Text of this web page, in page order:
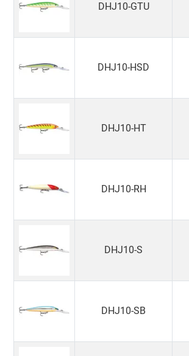
DHJ10-GTU
DHJ10-HSD
DHJ10-HT
DHJ10-RH
DHJ10-S
DHJ10-SB